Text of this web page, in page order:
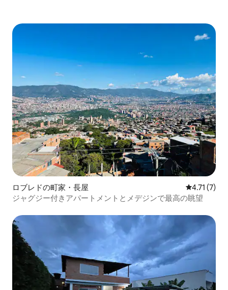
ロブレドの町家・長屋 レビュー7
4.71 (7)
ジャグジー付きアパートメントとメデジンで最高の眺望